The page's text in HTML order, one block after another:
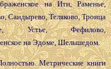
на Ити, Раменье,
Сандырево, Теляково, Троица
Устье, Фефилово,
на Эдоме, Шельшедом.
Метрические книги